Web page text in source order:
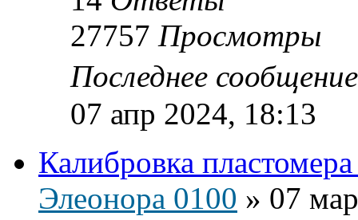
27757 Просмотры
Последнее
07 апр 2024, 18:13
Калибровка
Элеонора 0100 » 07